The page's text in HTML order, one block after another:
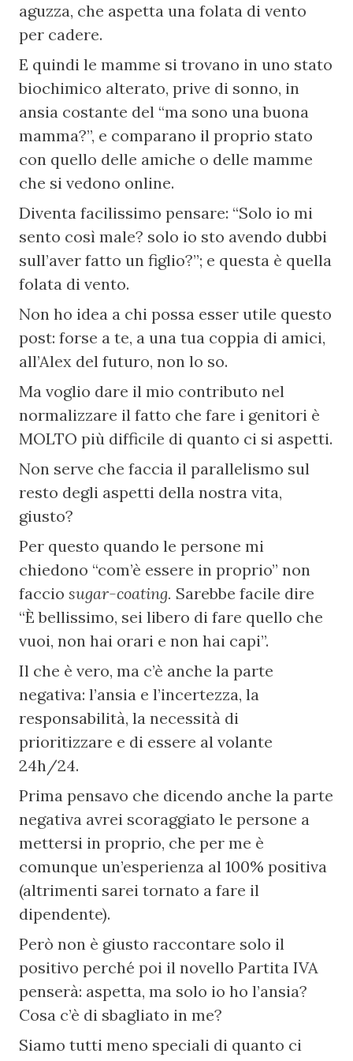
aguzza, che aspetta una folata di vento
per cadere.
E quindi le mamme si trovano in uno stato
biochimico alterato, prive di sonno, in
ansia costante del “ma sono una buona
mamma?”, e comparano il proprio stato
con quello delle amiche o delle mamme
che si vedono online.
Diventa facilissimo pensare: “Solo io mi
sento così male? solo io sto avendo dubbi
sull’aver fatto un figlio?”; e questa è quella
folata di vento.
Non ho idea a chi possa esser utile questo
post: forse a te, a una tua coppia di amici,
all’Alex del futuro, non lo so.
Ma voglio dare il mio contributo nel
normalizzare il fatto che fare i genitori è
MOLTO più difficile di quanto ci si aspetti.
Non serve che faccia il parallelismo sul
resto degli aspetti della nostra vita,
giusto?
Per questo quando le persone mi
chiedono “com’è essere in proprio” non
faccio sugar-coating. Sarebbe facile dire
“È bellissimo, sei libero di fare quello che
vuoi, non hai orari e non hai capi”.
Il che è vero, ma c’è anche la parte
negativa: l’ansia e l’incertezza, la
responsabilità, la necessità di
prioritizzare e di essere al volante
24h/24.
Prima pensavo che dicendo anche la parte
negativa avrei scoraggiato le persone a
mettersi in proprio, che per me è
comunque un’esperienza al 100% positiva
(altrimenti sarei tornato a fare il
dipendente).
Però non è giusto raccontare solo il
positivo perché poi il novello Partita IVA
penserà: aspetta, ma solo io ho l’ansia?
Cosa c’è di sbagliato in me?
Siamo tutti meno speciali di quanto ci